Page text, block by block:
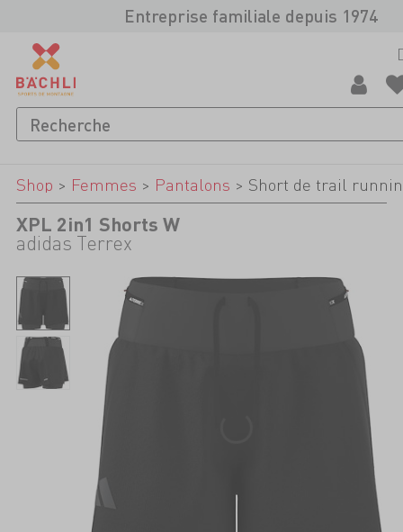
Entreprise familiale depuis 1974
Shop > Femmes > Pantalons > Short de trail
XPL 2in1 Shorts W
adidas Terrex